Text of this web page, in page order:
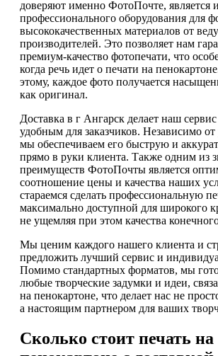
доверяют именно ФотоПочте, является
профессионального оборудования для
высококачественных материалов от
производителей. Это позволяет нам
премиум-качество фотопечати, что
когда речь идет о печати на
этому, каждое фото получается
как оригинал.
Доставка в г Ангарск делает наш
удобным для заказчиков. Независимо от
мы обеспечиваем его быструю и
прямо в руки клиента. Также одним из
преимуществ ФотоПочты является
соотношение цены и качества наших
стараемся сделать профессиональную
максимально доступной для широкого
не ущемляя при этом качества
Мы ценим каждого нашего клиента и
предложить лучший сервис и
Помимо стандартных форматов, мы
любые творческие задумки и идеи,
на пенокартоне, что делает нас не
а настоящим партнером для ваших
Сколько стоит печать на